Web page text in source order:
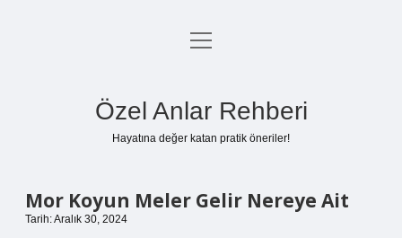
Anasayfa
menüyü
Özel Anlar Rehberi
Hayatına değer katan pratik öneriler!
Mor Koyun Meler Gelir Nereye Ait
Tarih: Aralık 30, 2024